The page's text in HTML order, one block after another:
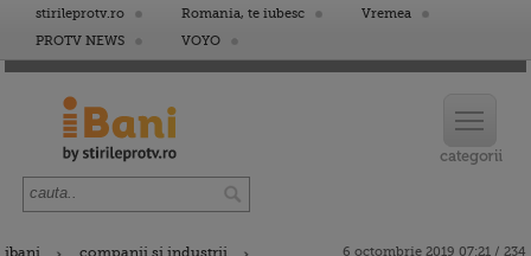
stirileprotv.ro Romania, te iubesc
Vremea
PROTV NEWS
VOYO
ibani
companii si industrii
6 octombrie 2019 07:21 / 234